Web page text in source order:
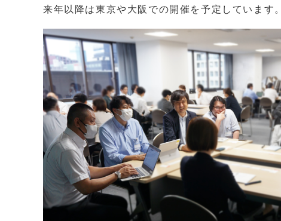
来年以降は東京や大阪での開催を予定しています。